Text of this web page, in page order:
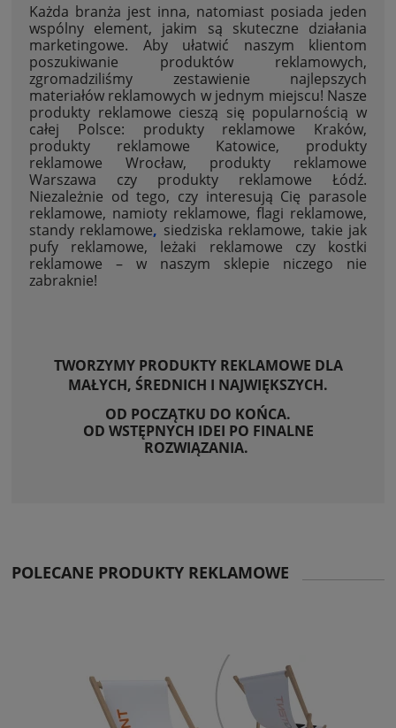
Każda branża jest inna, natomiast posiada jeden
wspólny element, jakim są skuteczne działania
marketingowe. Aby ułatwić naszym klientom
poszukiwanie produktów reklamowych,
zgromadziliśmy zestawienie najlepszych
materiałów reklamowych w jednym miejscu! Nasze
produkty reklamowe cieszą się popularnością w
całej Polsce: produkty reklamowe Kraków,
produkty reklamowe Katowice, produkty
reklamowe Wrocław, produkty reklamowe
Warszawa czy produkty reklamowe Łódź.
Niezależnie od tego, czy interesują Cię parasole
reklamowe, namioty reklamowe, flagi reklamowe,
standy reklamowe, siedziska reklamowe, takie jak
pufy reklamowe, leżaki reklamowe czy kostki
reklamowe – w naszym sklepie niczego nie
zabraknie!
TWORZYMY PRODUKTY REKLAMOWE DLA
MAŁYCH, ŚREDNICH I NAJWIĘKSZYCH.
OD POCZĄTKU DO KOŃCA.
OD WSTĘPNYCH IDEI PO FINALNE
ROZWIĄZANIA.
POLECANE PRODUKTY REKLAMOWE